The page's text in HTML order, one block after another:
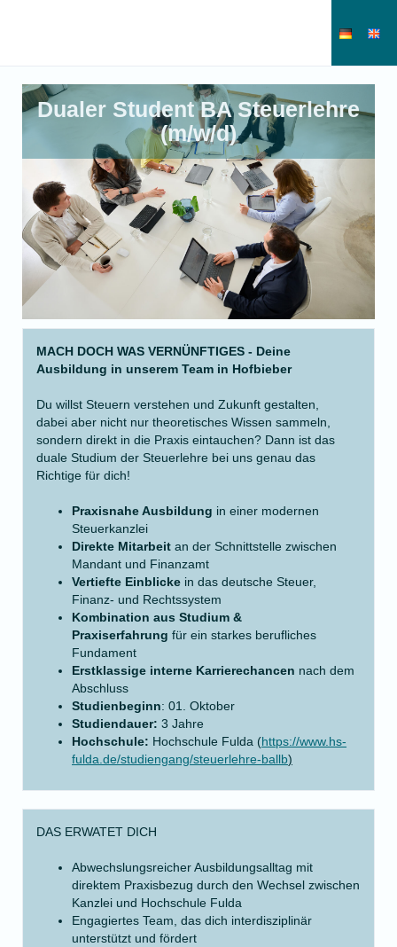
Dualer Student BA Steuerlehre
(m/w/d)
MACH DOCH WAS VERNÜNFTIGES - Deine
Ausbildung in unserem Team in Hofbieber
Du willst Steuern verstehen und Zukunft gestalten,
dabei aber nicht nur theoretisches Wissen sammeln,
sondern direkt in die Praxis eintauchen? Dann ist das
duale Studium der Steuerlehre bei uns genau das
Richtige für dich!
Praxisnahe Ausbildung in einer modernen
Steuerkanzlei
Direkte Mitarbeit an der Schnittstelle zwischen
Mandant und Finanzamt
Vertiefte Einblicke in das deutsche Steuer,
Finanz- und Rechtssystem
Kombination aus Studium &
Praxiserfahrung für ein starkes berufliches
Fundament
Erstklassige interne Karrierechancen nach dem
Abschluss
Studienbeginn: 01. Oktober
Studiendauer: 3 Jahre
Hochschule: Hochschule Fulda (https://www.hs-
fulda.de/studiengang/steuerlehre-ballb)
DAS ERWATET DICH
Abwechslungsreicher Ausbildungsalltag mit
direktem Praxisbezug durch den Wechsel zwischen
Kanzlei und Hochschule Fulda
Engagiertes Team, das dich interdisziplinär
unterstützt und fördert